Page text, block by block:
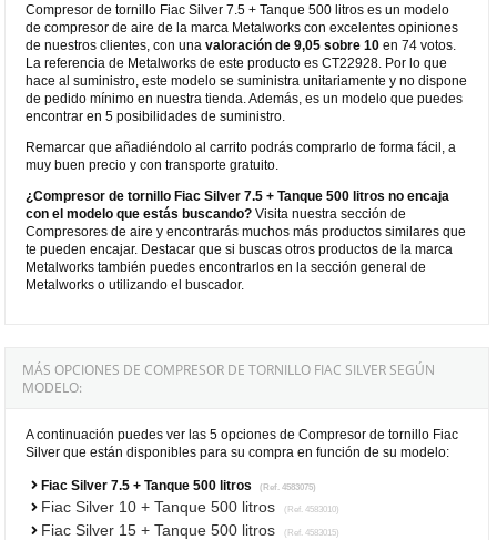
Compresor de tornillo Fiac Silver 7.5 + Tanque 500 litros es un modelo
de compresor de aire de la marca Metalworks con excelentes opiniones
de nuestros clientes, con unavaloración de 9,05 sobre 10 en 74 votos.
La referencia de Metalworks de este producto es CT22928. Por lo que
hace al suministro, este modelo se suministra unitariamente y no dispone
de pedido mínimo en nuestra tienda. Además, es un modelo que puedes
encontrar en 5 posibilidades de suministro.
Remarcar que añadiéndolo al carrito podrás comprarlo de forma fácil, a
muy buen precio y con transporte gratuito.
¿Compresor de tornillo Fiac Silver 7.5 + Tanque 500 litros no encaja
con el modelo que estás buscando? Visita nuestra sección de
Compresores de aire y encontrarás muchos más productos similares que
te pueden encajar. Destacar que si buscas otros productos de la marca
Metalworks también puedes encontrarlos en la sección general de
Metalworks o utilizando el buscador.
MÁS OPCIONES DE COMPRESOR DE TORNILLO FIAC SILVER SEGÚN
MODELO:
A continuación puedes ver las 5 opciones de Compresor de tornillo Fiac
Silver que están disponibles para su compra en función de su modelo:
Fiac Silver 7.5 + Tanque 500 litros (Ref. 4583075)
Fiac Silver 10 + Tanque 500 litros (Ref. 4583010)
Fiac Silver 15 + Tanque 500 litros (Ref. 4583015)